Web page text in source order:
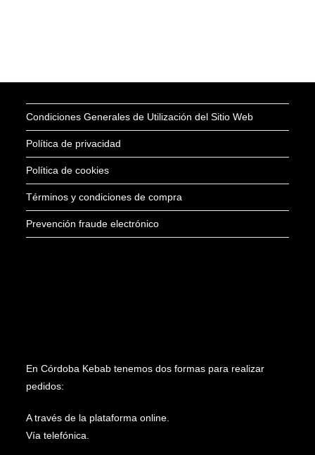
Condiciones Generales de Utilización del Sitio Web
Política de privacidad
Política de cookies
Términos y condiciones de compra
Prevención fraude electrónico
En Córdoba Kebab tenemos dos formas para realizar
pedidos:
A través de la plataforma online.
Vía telefónica.